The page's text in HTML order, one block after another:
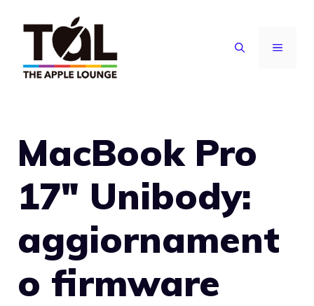
contenuto
MENU
MacBook Pro
17″ Unibody:
aggiornament
o firmware